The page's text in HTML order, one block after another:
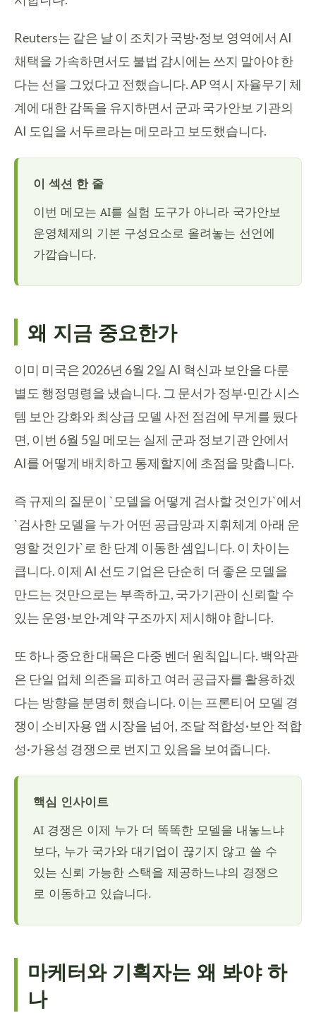
Reuters는 같은 날 이 조치가 국방·정보 영역에서 AI
채택을 가속하면서도 불법 감시에는 쓰지 말아야 한
다는 선을 그었다고 전했습니다. AP 역시 자율무기 체
계에 대한 감독을 유지하면서 군과 국가안보 기관의
AI 도입을 서두르라는 메모라고 보도했습니다.
이 섹션 한 줄
이번 메모는 AI를 실험 도구가 아니라 국가안보
운영체제의 기본 구성요소로 올려놓는 선언에
가깝습니다.
왜 지금 중요한가
이미 미국은 2026년 6월 2일 AI 혁신과 보안을 다룬
별도 행정명령을 냈습니다. 그 문서가 정부·민간 시스
템 보안 강화와 최상급 모델 사전 점검에 무게를 뒀다
면, 이번 6월 5일 메모는 실제 군과 정보기관 안에서
AI를 어떻게 배치하고 통제할지에 초점을 맞춥니다.
즉 규제의 질문이 `모델을 어떻게 검사할 것인가`에서
`검사한 모델을 누가 어떤 공급망과 지휘체계 아래 운
영할 것인가`로 한 단계 이동한 셈입니다. 이 차이는
큽니다. 이제 AI 선도 기업은 단순히 더 좋은 모델을
만드는 것만으로는 부족하고, 국가기관이 신뢰할 수
있는 운영·보안·계약 구조까지 제시해야 합니다.
또 하나 중요한 대목은 다중 벤더 원칙입니다. 백악관
은 단일 업체 의존을 피하고 여러 공급자를 활용하겠
다는 방향을 분명히 했습니다. 이는 프론티어 모델 경
쟁이 소비자용 앱 시장을 넘어, 조달 적합성·보안 적합
성·가용성 경쟁으로 번지고 있음을 보여줍니다.
핵심 인사이트
AI 경쟁은 이제 누가 더 똑똑한 모델을 내놓느냐
보다, 누가 국가와 대기업이 끊기지 않고 쓸 수
있는 신뢰 가능한 스택을 제공하느냐의 경쟁으
로 이동하고 있습니다.
마케터와 기획자는 왜 봐야 하
나